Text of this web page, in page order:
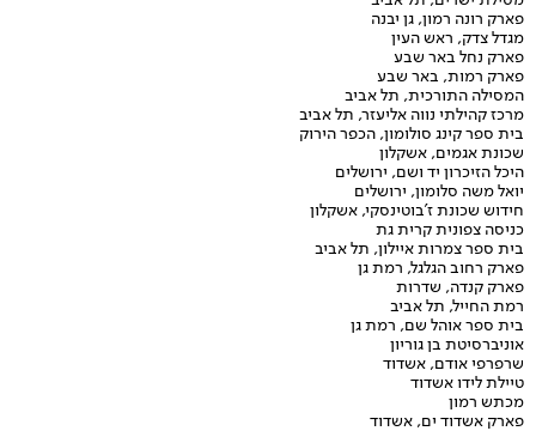
פארק רונה רמון, גן יבנה
מגדל צדק, ראש העין
פארק נחל באר שבע
פארק רמות, באר שבע
המסילה התורכית, תל אביב
מרכז קהילתי נווה אליעזר, תל אביב
בית ספר קינג סולומון, הכפר הירוק
שכונת אגמים, אשקלון
היכל הזיכרון יד ושם, ירושלים
יואל משה סלומון, ירושלים
חידוש שכונת ז'בוטינסקי, אשקלון
כניסה צפונית קרית גת
בית ספר צמרות איילון, תל אביב
פארק רחוב הגלגל, רמת גן
פארק קנדה, שדרות
רמת החייל, תל אביב
בית ספר אוהל שם, רמת גן
אוניברסיטת בן גוריון
שרפרפי אודם, אשדוד
טיילת לידו אשדוד
מכתש רמון
פארק אשדוד ים, אשדוד